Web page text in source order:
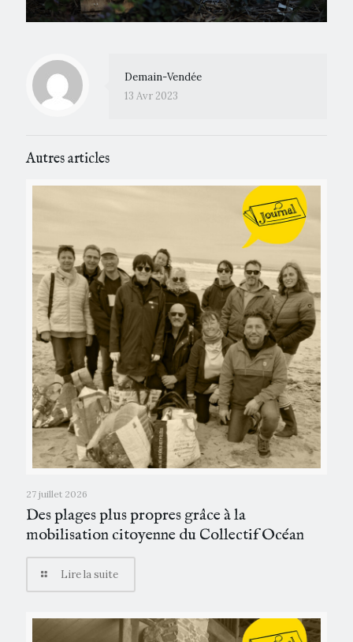
Demain-Vendée
13 Avr 2023
Autres articles
27 juillet 2026
Des plages plus propres grâce à la
mobilisation citoyenne du Collectif Océan
Lire la suite